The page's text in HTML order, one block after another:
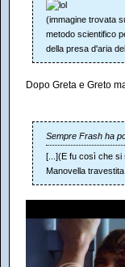
(immagine trovata
metodo scientifico
della presa d'aria
Dopo Greta e Greto
Sempre Frash ha
[...](E fu così che si
Manovella